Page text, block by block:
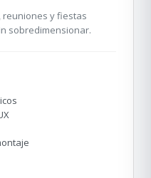
y fiestas
sobredimensionar.